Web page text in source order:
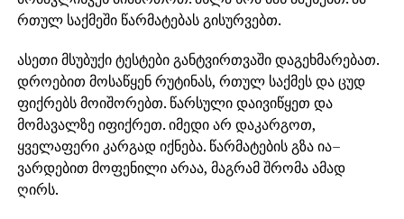
რთულ საქმეში წარმატებას გისურვებთ.
ასეთი მსუბუქი ტესტები განტვირთვაში დაგეხმარებათ.
დროებით მოსაწყენ რუტინას, რთულ საქმეს და ცუდ
ფიქრებს მოიშორებთ. წარსული დაივიწყეთ და
მომავალზე იფიქრეთ. იმედი არ დაკარგოთ,
ყველაფერი კარგად იქნება. წარმატების გზა ია–
ვარდებით მოფენილი არაა, მაგრამ შრომა ამად
ღირს.